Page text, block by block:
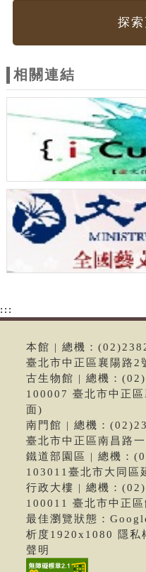
探
相關連結
:::
本館 | 總機：
臺北市中正區襄陽路
古生物館 | 總機：
100007 臺北市中正
面)
南門館 | 總機：
臺北市中正區南昌路
鐵道部園區 | 總機：
103011臺北市大同區
行政大樓 | 總機：
100011 臺北市中正
最佳瀏覽狀態：
析度1920x1080 隱私
聲明